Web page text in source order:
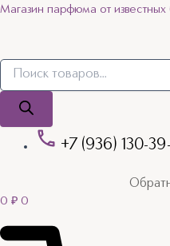
Перейти
Магазин парфюма от известных
Поиск
+7 (936) 130-
0 ₽ 0
Поиск
Quantity